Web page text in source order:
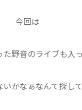
今回は
た野音のライブも入
いかなぁなんて探し